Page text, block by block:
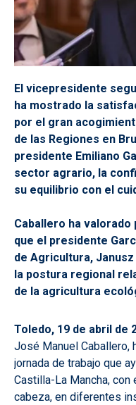
El vicepresidente
ha mostrado la
por el gran
de las Regiones en
presidente Emiliano
sector agrario, la
su equilibrio con el
Caballero ha
que el presidente
de Agricultura,
la postura regional
de la agricultura
Toledo, 19 de abril de
José Manuel Caballero,
jornada de trabajo que
Castilla-La Mancha,
cabeza, en diferentes